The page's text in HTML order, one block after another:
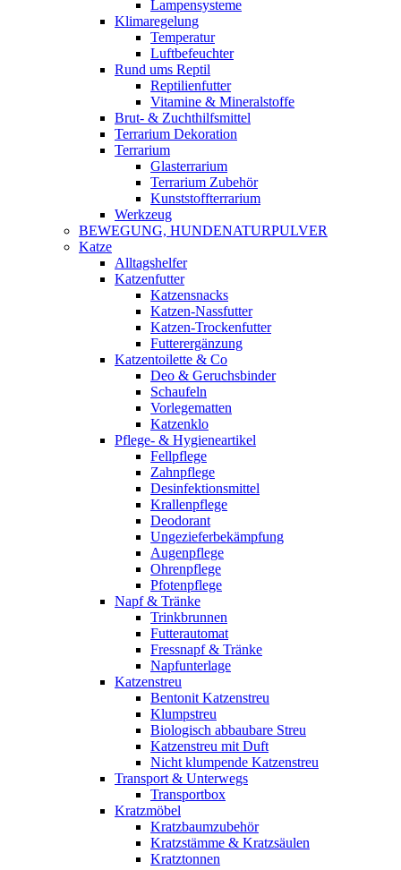
Lampensysteme
Klimaregelung
Temperatur
Luftbefeuchter
Rund ums Reptil
Reptilienfutter
Vitamine & Mineralstoffe
Brut- & Zuchthilfsmittel
Terrarium Dekoration
Terrarium
Glasterrarium
Terrarium Zubehör
Kunststoffterrarium
Werkzeug
BEWEGUNG, HUNDENATURPULVER
Katze
Alltagshelfer
Katzenfutter
Katzensnacks
Katzen-Nassfutter
Katzen-Trockenfutter
Futterergänzung
Katzentoilette & Co
Deo & Geruchsbinder
Schaufeln
Vorlegematten
Katzenklo
Pflege- & Hygieneartikel
Fellpflege
Zahnpflege
Desinfektionsmittel
Krallenpflege
Deodorant
Ungezieferbekämpfung
Augenpflege
Ohrenpflege
Pfotenpflege
Napf & Tränke
Trinkbrunnen
Futterautomat
Fressnapf & Tränke
Napfunterlage
Katzenstreu
Bentonit Katzenstreu
Klumpstreu
Biologisch abbaubare Streu
Katzenstreu mit Duft
Nicht klumpende Katzenstreu
Transport & Unterwegs
Transportbox
Kratzmöbel
Kratzbaumzubehör
Kratzstämme & Kratzsäulen
Kratztonnen